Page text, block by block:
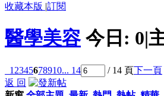
收藏本版 |訂閱
醫學美容 今日: 0|
1 2345678910... 14 / 14 頁下一頁
返 回